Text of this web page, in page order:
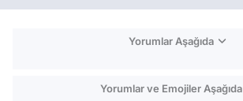
Yorumlar Aşağıda
Yorumlar ve Emojiler Aşağıda